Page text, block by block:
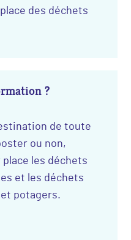
des déchets
?
de toute
ou non,
les déchets
et les déchets
potagers.